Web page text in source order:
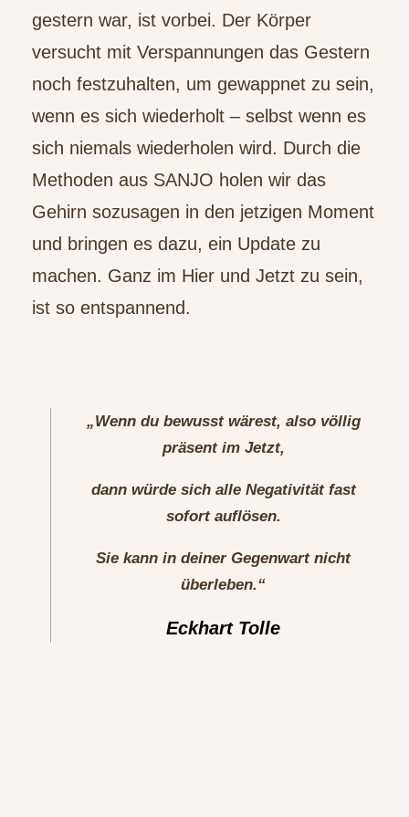
gestern war, ist vorbei. Der Körper
versucht mit Verspannungen das Gestern
noch festzuhalten, um gewappnet zu sein,
wenn es sich wiederholt – selbst wenn es
sich niemals wiederholen wird. Durch die
Methoden aus SANJO holen wir das
Gehirn sozusagen in den jetzigen Moment
und bringen es dazu, ein Update zu
machen. Ganz im Hier und Jetzt zu sein,
ist so entspannend.
„Wenn du bewusst wärest, also völlig
präsent im Jetzt,
dann würde sich alle Negativität fast
sofort auflösen.
Sie kann in deiner Gegenwart nicht
überleben.“
Eckhart Tolle